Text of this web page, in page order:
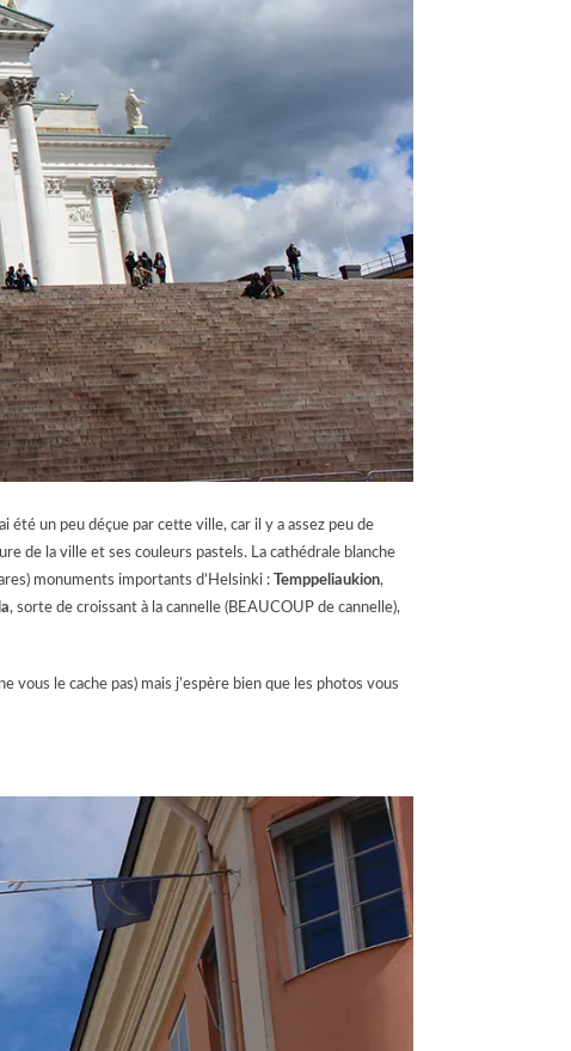
été un peu déçue par cette ville, car il y a assez peu de
de la ville et ses couleurs pastels. La cathédrale blanche
monuments importants d’Helsinki : Temppeliaukion,
, sorte de croissant à la cannelle (BEAUCOUP de cannelle),
vous le cache pas) mais j’espère bien que les photos vous